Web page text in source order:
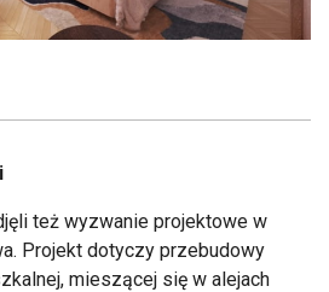
też wyzwanie projektowe w
Projekt dotyczy przebudowy
mieszącej się w alejach